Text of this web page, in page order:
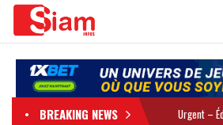
BREAKING NEWS